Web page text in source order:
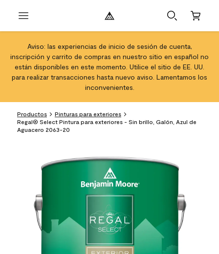
Aviso: las experiencias de inicio de sesión de cuenta,
inscripción y carrito de compras en nuestro sitio en español no
están disponibles en este momento. Utilice el sitio de EE. UU.
para realizar transacciones hasta nuevo aviso. Lamentamos los
inconvenientes.
Productos
Pinturas para exteriores
Regal® Select Pintura para exteriores - Sin brillo, Galón, Azul de
Aguacero 2063-20